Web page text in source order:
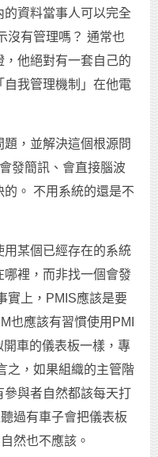
資料當事人可以完全
沒有管理嗎？ 通常也
他絕對有一套自己的
自我管理機制」在他電
，並解決這個根源問
發簡訊、會直接腦波
。 不用系統的還是不
用某個已經存在的系統
裡，而非找一個會發
實上，PMIS應該是要
也應該有習慣使用PMI
車的儀表板一樣，專
之，如果組織的主管階
參與者自然都該每天打
過有車子會把儀表板
然也不應該。